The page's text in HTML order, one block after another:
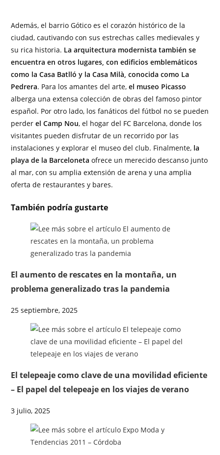
Además, el barrio Gótico es el corazón histórico de la
ciudad, cautivando con sus estrechas calles medievales y
su rica historia. La arquitectura modernista también se
encuentra en otros lugares, con edificios emblemáticos
como la Casa Batlló y la Casa Milà, conocida como La
Pedrera. Para los amantes del arte,el museo Picasso
alberga una extensa colección de obras del famoso pintor
español. Por otro lado, los fanáticos del fútbol no se pueden
perder el Camp Nou, el hogar del FC Barcelona, donde los
visitantes pueden disfrutar de un recorrido por las
instalaciones y explorar el museo del club. Finalmente, la
playa de la Barceloneta ofrece un merecido descanso junto
al mar, con su amplia extensión de arena y una amplia
oferta de restaurantes y bares.
También podría gustarte
El aumento de rescates en la montaña, un
problema generalizado tras la pandemia
25 septiembre, 2025
El telepeaje como clave de una movilidad eficiente
– El papel del telepeaje en los viajes de verano
3 julio, 2025